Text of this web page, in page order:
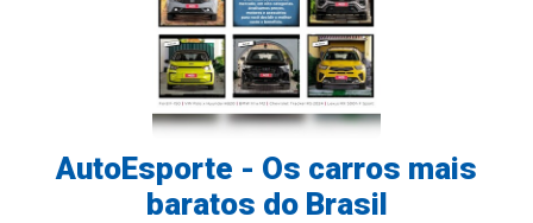
AutoEsporte - Os carros mais
baratos do Brasil